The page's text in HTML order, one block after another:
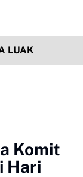
LUAK
Komit
Hari